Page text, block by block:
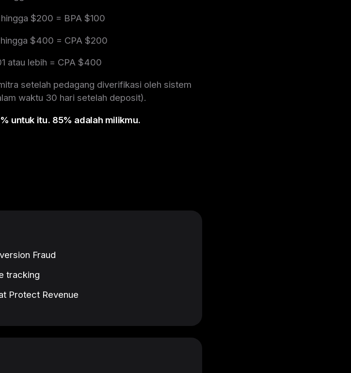
$200 = BPA $100
$400 = CPA $200
atau lebih = CPA $400
setelah pedagang diverifikasi oleh sistem
waktu 30 hari setelah deposit).
untuk itu. 85% adalah milikmu.
Fraud
tracking
Protect Revenue